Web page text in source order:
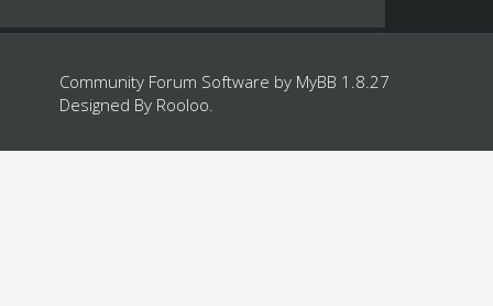
Community Forum Software by MyBB 1.8.27
Designed By Rooloo.